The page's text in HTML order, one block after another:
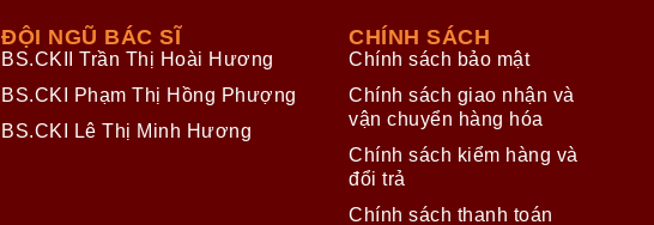
ĐỘI NGŨ BÁC SĨ
BS.CKII Trần Thị Hoài Hương
BS.CKI Phạm Thị Hồng Phượng
BS.CKI Lê Thị Minh Hương
CHÍNH SÁCH
Chính sách bảo mật
Chính sách giao nhận và
vận chuyển hàng hóa
Chính sách kiểm hàng và
đổi trả
Chính sách thanh toán